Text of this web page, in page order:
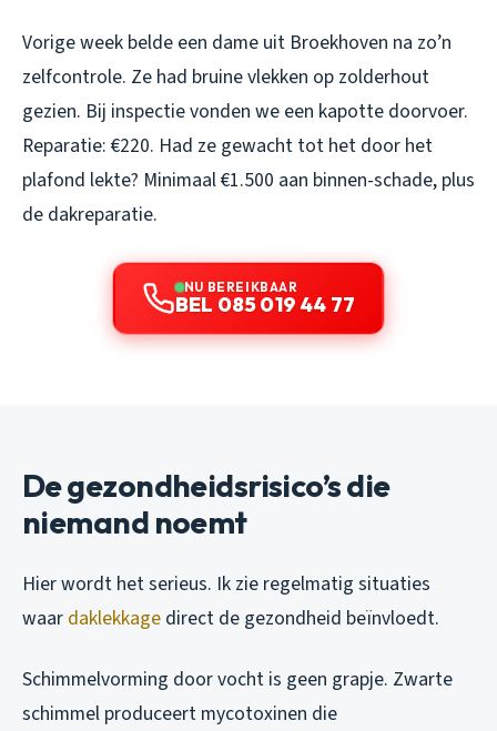
Vorige week belde een dame uit Broekhoven na zo’n
zelfcontrole. Ze had bruine vlekken op zolderhout
gezien. Bij inspectie vonden we een kapotte doorvoer.
Reparatie: €220. Had ze gewacht tot het door het
plafond lekte? Minimaal €1.500 aan binnen-schade, plus
de dakreparatie.
NU BEREIKBAAR
BEL 085 019 44 77
De gezondheidsrisico’s die
niemand noemt
Hier wordt het serieus. Ik zie regelmatig situaties
waar daklekkage direct de gezondheid beïnvloedt.
Schimmelvorming door vocht is geen grapje. Zwarte
schimmel produceert mycotoxinen die